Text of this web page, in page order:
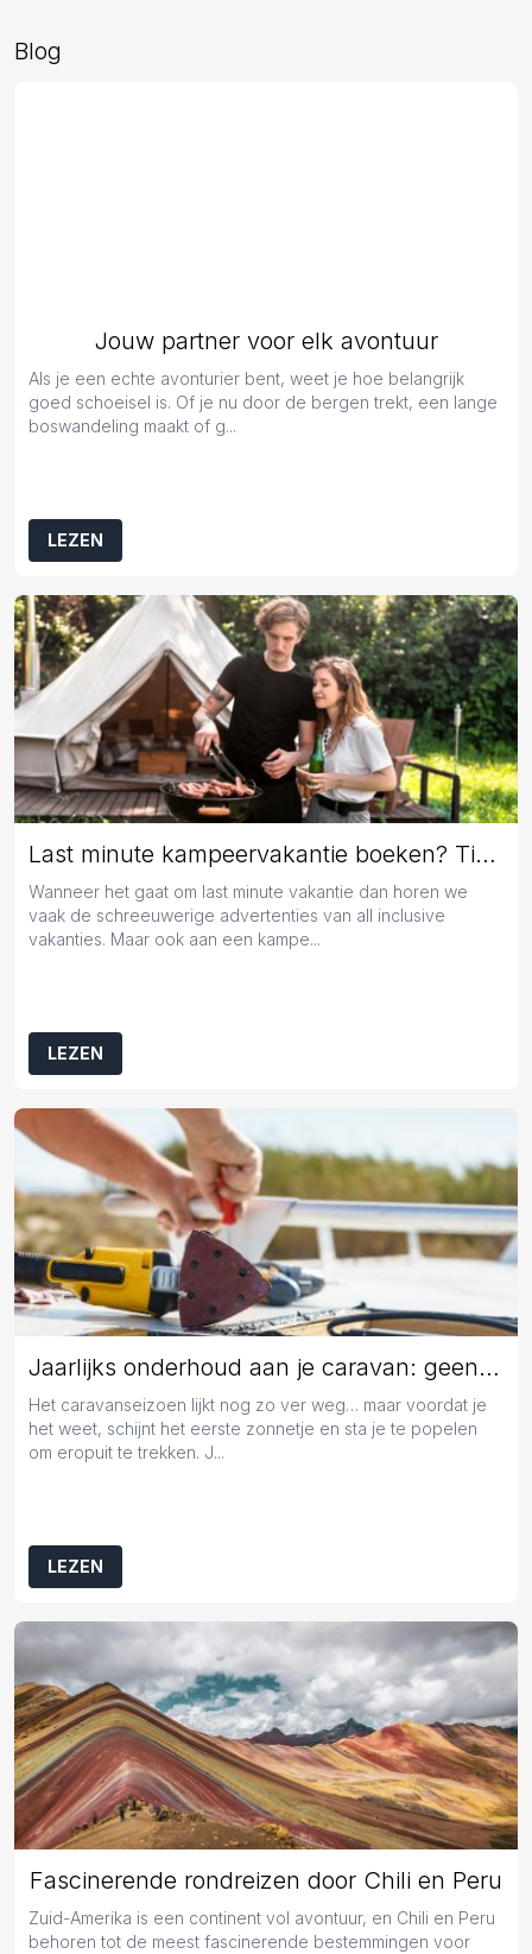
Blog
Jouw partner voor elk avontuur
Als je een echte avonturier bent, weet je hoe belangrijk
goed schoeisel is. Of je nu door de bergen trekt, een lange
boswandeling maakt of g...
LEZEN
Last minute kampeervakantie boeken? Tips en tricks!
Wanneer het gaat om last minute vakantie dan horen we
vaak de schreeuwerige advertenties van all inclusive
vakanties. Maar ook aan een kampe...
LEZEN
Jaarlijks onderhoud aan je caravan: geen overbodige luxe
Het caravanseizoen lijkt nog zo ver weg… maar voordat je
het weet, schijnt het eerste zonnetje en sta je te popelen
om eropuit te trekken. J...
LEZEN
Fascinerende rondreizen door Chili en Peru
Zuid-Amerika is een continent vol avontuur, en Chili en Peru
behoren tot de meest fascinerende bestemmingen voor